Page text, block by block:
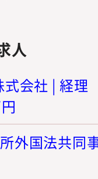
人
会社 | 経理
外国法共同